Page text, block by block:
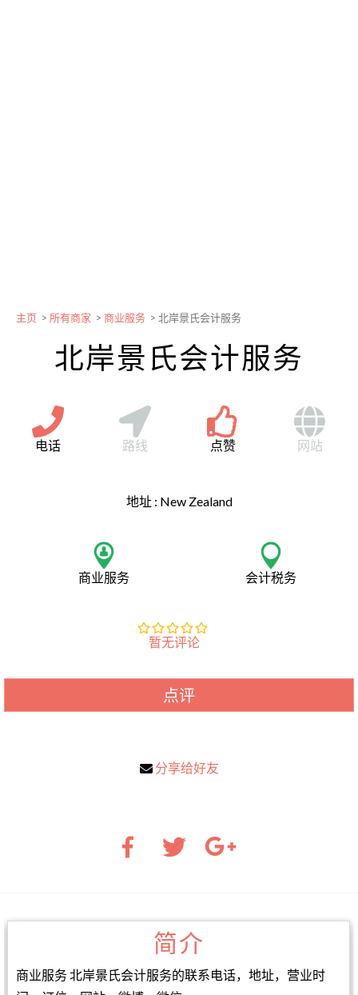
主页 > 所有商家 > 商业服务 > 北岸景氏会计服务
北岸景氏会计服务
电话 路线 点赞 网站
地址 : New Zealand
商业服务 会计税务
暂无评论
点评
分享给好友
简介
商业服务 北岸景氏会计服务的联系电话，地址，营业时